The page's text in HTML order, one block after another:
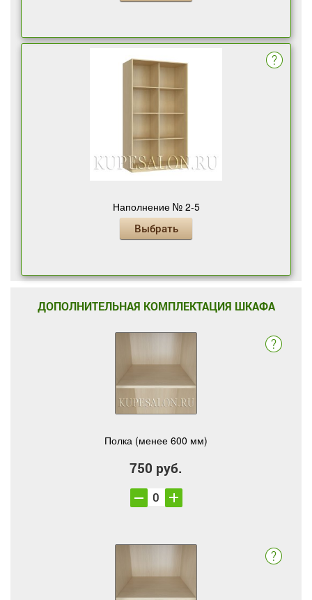
Наполнение № 2-5
Выбрать
ДОПОЛНИТЕЛЬНАЯ КОМПЛЕКТАЦИЯ ШКАФА
Полка (менее 600 мм)
750 руб.